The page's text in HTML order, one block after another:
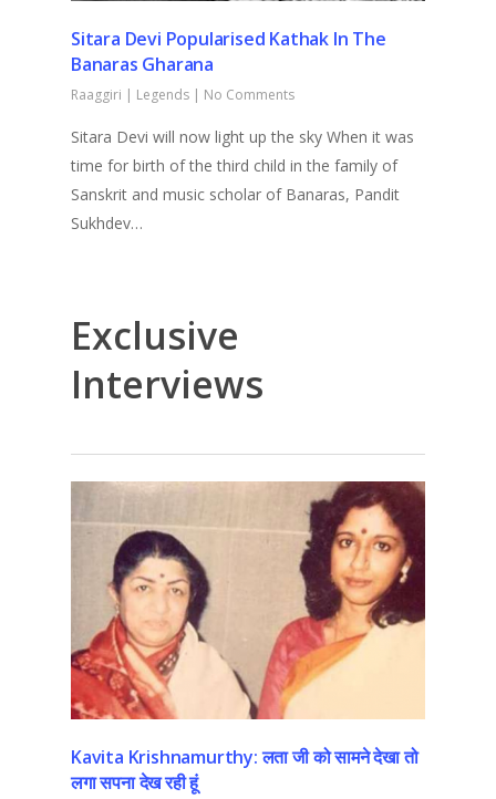
Sitara Devi Popularised Kathak In The
Banaras Gharana
Raaggiri | Legends | No Comments
Sitara Devi will now light up the sky When it was
time for birth of the third child in the family of
Sanskrit and music scholar of Banaras, Pandit
Sukhdev…
Exclusive
Interviews
Kavita Krishnamurthy: लता जी को सामने देखा तो
लगा सपना देख रही हूं